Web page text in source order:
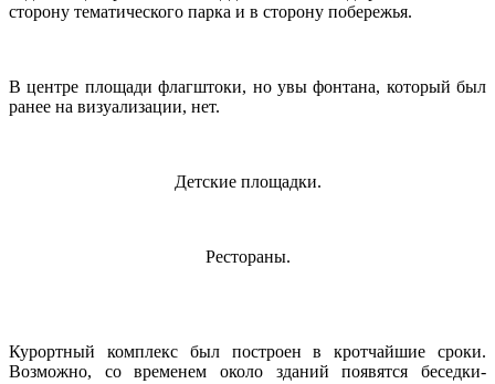
сторону тематического парка и в сторону побережья.
В центре площади флагштоки, но увы фонтана, который был
ранее на визуализации, нет.
Детские площадки.
Рестораны.
Курортный комплекс был построен в кротчайшие сроки.
Возможно, со временем около зданий появятся беседки-